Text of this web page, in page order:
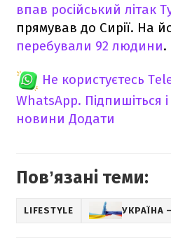
впав російський літак
прямував до Сирії. На
перебували 92 людини.
Не користуєтесь
WhatsApp. Підпишіться
новини Додати
Повʼязані теми:
LIFESTYLE УКРАЇНА